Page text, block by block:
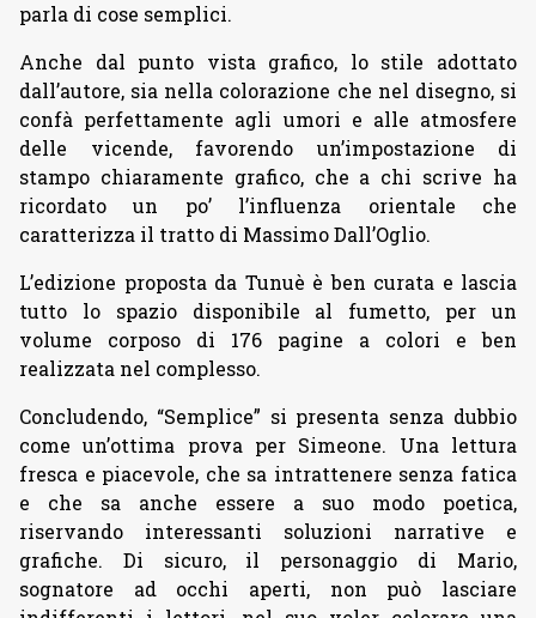
parla di cose semplici.
Anche dal punto vista grafico, lo stile adottato
dall’autore, sia nella colorazione che nel disegno, si
confà perfettamente agli umori e alle atmosfere
delle vicende, favorendo un’impostazione di
stampo chiaramente grafico, che a chi scrive ha
ricordato un po’ l’influenza orientale che
caratterizza il tratto di Massimo Dall’Oglio.
L’edizione proposta da Tunuè è ben curata e lascia
tutto lo spazio disponibile al fumetto, per un
volume corposo di 176 pagine a colori e ben
realizzata nel complesso.
Concludendo, “Semplice” si presenta senza dubbio
come un’ottima prova per Simeone. Una lettura
fresca e piacevole, che sa intrattenere senza fatica
e che sa anche essere a suo modo poetica,
riservando interessanti soluzioni narrative e
grafiche. Di sicuro, il personaggio di Mario,
sognatore ad occhi aperti, non può lasciare